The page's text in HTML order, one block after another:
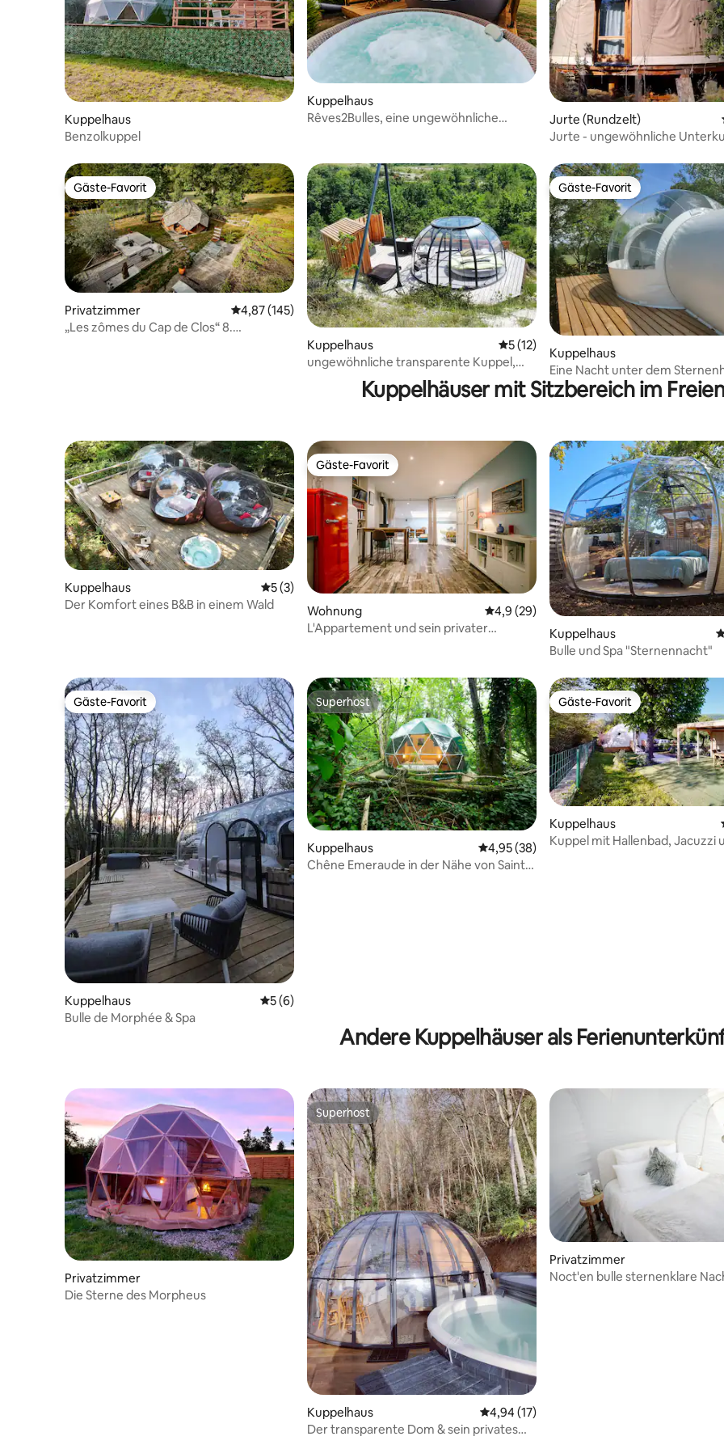
Kuppelhaus
Benzolkuppel
Kuppelhaus
Rêves2Bulles, eine ungewöhnliche
Jurte (Rundzelt)
Jurte - ungewöhnliche
Gäste-Favorit
Gäste-Favorit
Privatzimmer Durchschnittliche Bewertung: 4,87 von 5, 145 Bewertungen
4,87 (145)
„Les zômes du Cap de Clos“ 8.
Kuppelhaus Durchschnittliche Bewertung: 5 von 5,
5 (12)
ungewöhnliche transparente Kuppel,
Paare Natur & Sterne.
Gäste-Favorit
Gäste-Favorit
Kuppelhaus
Eine Nacht unter dem
Kuppelhäuser mit Sitzbereich im
Kuppelhaus Durchschnittliche Bewertung: 5 von 5, 3 Bewertungen
5 (3)
Der Komfort eines B&B in einem Wald
Gäste-Favorit
Gäste-Favorit
Wohnung Durchschnittliche Bewertung: 4,9 von 5,
4,9 (29)
L'Appartement und sein privater
Kuppelhaus
Bulle und Spa "Sternennacht"
Gäste-Favorit
Gäste-Favorit
Kuppelhaus Durchschnittliche Bewertung: 5 von 5, 6 Bewertungen
5 (6)
Bulle de Morphée & Spa
Superhost
Superhost
Kuppelhaus Durchschnittliche Bewertung: 4,95 von 5,
4,95 (38)
Chêne Emeraude in der Nähe von Saint
Gäste-Favorit
Gäste-Favorit
Kuppelhaus
Kuppel mit Hallenbad, Jacuzzi
Andere Kuppelhäuser als
Privatzimmer
Die Sterne des Morpheus
Superhost
Superhost
Kuppelhaus Durchschnittliche Bewertung: 4,94 von 5,
4,94 (17)
Der transparente Dom & sein privates
Privatzimmer
Noct'en bulle sternenklare